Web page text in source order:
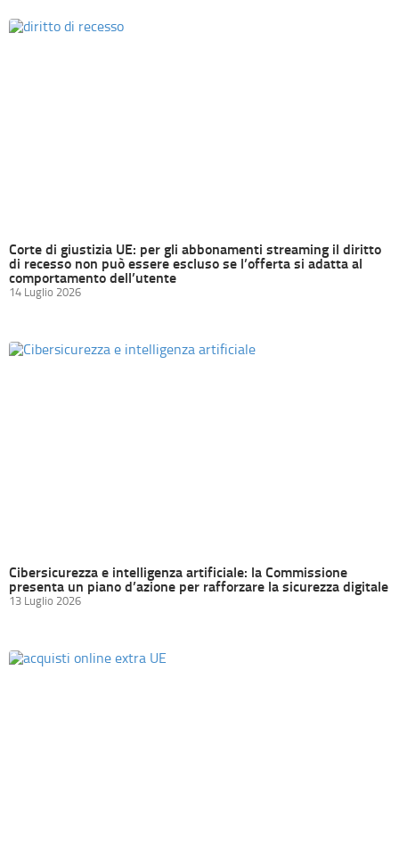
Corte di giustizia UE: per gli abbonamenti streaming il diritto
di recesso non può essere escluso se l’offerta si adatta al
comportamento dell’utente
14 Luglio 2026
Cibersicurezza e intelligenza artificiale: la Commissione
presenta un piano d’azione per rafforzare la sicurezza digitale
13 Luglio 2026